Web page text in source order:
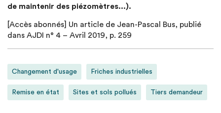
de maintenir des piézomètres...).
[Accès abonnés] Un article de Jean-Pascal Bus, publié
dans AJDI n° 4 – Avril 2019, p. 259
Changement d'usage Friches industrielles
Remise en état Sites et sols pollués Tiers demandeur